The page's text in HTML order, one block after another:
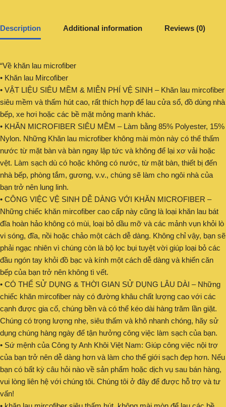
Description Additional information Reviews (0)
“Về khăn lau microfiber
• Khăn lau Mircofiber
• VẬT LIỆU SIÊU MỀM & MIỄN PHÍ VỆ SINH – Khăn lau mircofiber
siêu mềm và thấm hút cao, rất thích hợp để lau cửa sổ, đồ dùng nhà
bếp, xe hơi hoặc các bề mặt mỏng manh khác.
• KHĂN MICROFIBER SIÊU MỀM – Làm bằng 85% Polyester, 15%
Nylon. Những Khăn lau microfiber không mài mòn này có thể thấm
nước từ mặt bàn và bàn ngay lập tức và không để lại xơ vải hoặc
vệt. Làm sạch dù có hoặc không có nước, từ mặt bàn, thiết bị đến
nhà bếp, phòng tắm, gương, v.v., chúng sẽ làm cho ngôi nhà của
bạn trở nên lung linh.
• CÔNG VIỆC VỆ SINH DỄ DÀNG VỚI KHĂN MICROFIBER –
Những chiếc khăn mircofiber cao cấp này cũng là loại khăn lau bát
đĩa hoàn hảo không có mùi, loại bỏ dầu mỡ và các mảnh vụn khỏi lò
vi sóng, đĩa, nồi hoặc chảo một cách dễ dàng. Không chỉ vậy, bạn sẽ
phải ngạc nhiên vì chúng còn là bộ lọc bụi tuyệt vời giúp loại bỏ các
đầu ngón tay khỏi đồ bạc và kính một cách dễ dàng và khiến căn
bếp của bạn trở nên không tì vết.
• CÓ THỂ SỬ DỤNG & THỜI GIAN SỬ DỤNG LÂU DÀI – Những
chiếc khăn mircofiber này có đường khâu chất lượng cao với các
cạnh được gia cố, chúng bền và có thể kéo dài hàng trăm lần giặt.
Chúng có trọng lượng nhẹ, siêu thấm và khô nhanh chóng, hãy sử
dụng chúng hàng ngày để tận hưởng công việc làm sạch của bạn.
• Sứ mệnh của Công ty Anh Khôi Việt Nam: Giúp công việc nội trợ
của bạn trở nên dễ dàng hơn và làm cho thế giới sạch đẹp hơn. Nếu
bạn có bất kỳ câu hỏi nào về sản phẩm hoặc dịch vụ sau bán hàng,
vui lòng liên hệ với chúng tôi. Chúng tôi ở đây để được hỗ trợ và tư
vấn!